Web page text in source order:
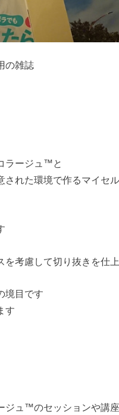
の雑誌
ラージュ™と
された環境で作るマイセ
考慮して切り抜きを仕
境目です
す
ジュ™のセッションや講